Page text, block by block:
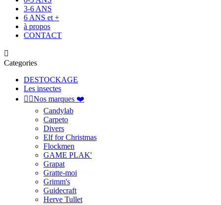
3-6 ANS
6 ANS et +
à propos
CONTACT

Categories
DESTOCKAGE
Les insectes
 Nos marques ❤️
Candylab
Carpeto
Divers
Elf for Christmas
Flockmen
GAME PLAK'
Grapat
Gratte-moi
Grimm's
Guidecraft
Herve Tullet